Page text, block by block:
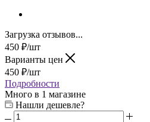
Загрузка отзывов...
450 ₽/шт
Варианты цен
450 ₽/шт
Подробности
Много в 1 магазине
Нашли дешевле?